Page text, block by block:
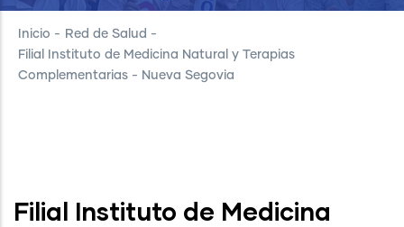
Inicio - Red de Salud -
Filial Instituto de Medicina Natural y Terapias
Complementarias - Nueva Segovia
Filial Instituto de Medicina